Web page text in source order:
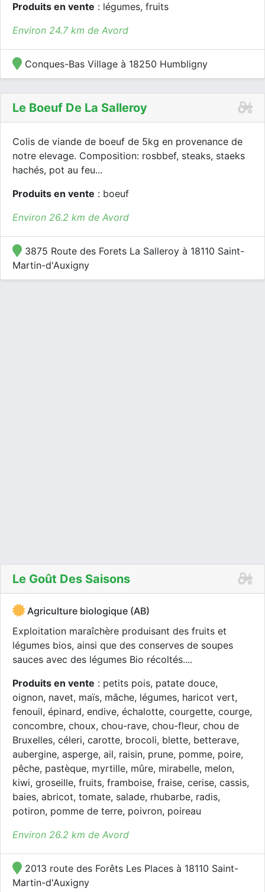
Produits en vente : légumes, fruits
Environ 24.7 km de Avord
Conques-Bas Village à 18250 Humbligny
Le Boeuf De La Salleroy
Colis de viande de boeuf de 5kg en provenance de
notre elevage. Composition: rosbbef, steaks, staeks
hachés, pot au feu...
Produits en vente : boeuf
Environ 26.2 km de Avord
3875 Route des Forets La Salleroy à 18110 Saint-
Martin-d'Auxigny
Le Goût Des Saisons
Agriculture biologique (AB)
Exploitation maraîchère produisant des fruits et
légumes bios, ainsi que des conserves de soupes
sauces avec des légumes Bio récoltés....
Produits en vente : petits pois, patate douce,
oignon, navet, maïs, mâche, légumes, haricot vert,
fenouil, épinard, endive, échalotte, courgette, courge,
concombre, choux, chou-rave, chou-fleur, chou de
Bruxelles, céleri, carotte, brocoli, blette, betterave,
aubergine, asperge, ail, raisin, prune, pomme, poire,
pêche, pastèque, myrtille, mûre, mirabelle, melon,
kiwi, groseille, fruits, framboise, fraise, cerise, cassis,
baies, abricot, tomate, salade, rhubarbe, radis,
potiron, pomme de terre, poivron, poireau
Environ 26.2 km de Avord
2013 route des Forêts Les Places à 18110 Saint-
Martin-d'Auxigny